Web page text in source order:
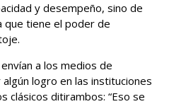
y desempeño, sino de
que tiene el poder de
a los medios de
logro en las instituciones
clásicos ditirambos: “Eso se